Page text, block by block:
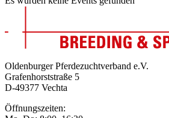
Oldenburger Pferdezuchtverband e.V.
Grafenhorststraße 5
D-49377 Vechta
Öffnungszeiten: